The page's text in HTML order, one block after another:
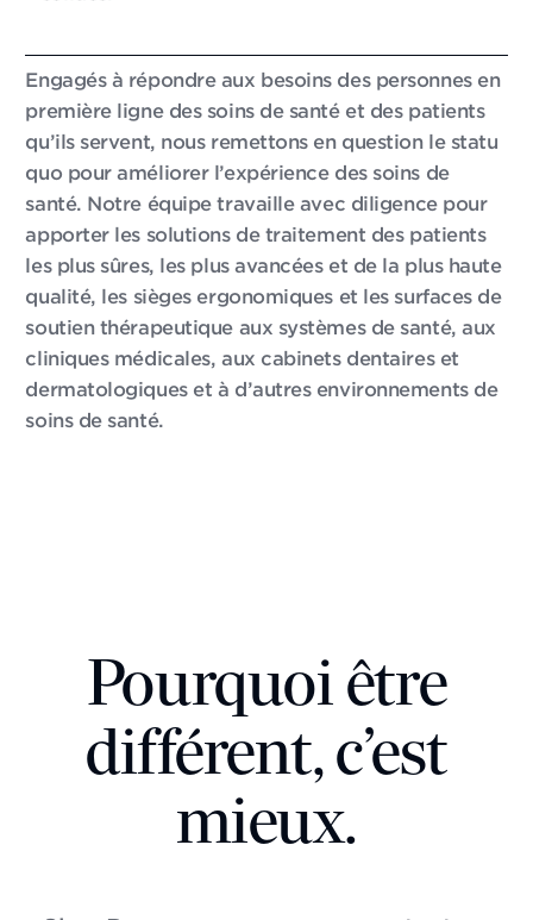
Engagés à répondre aux besoins des personnes en
première ligne des soins de santé et des patients
qu’ils servent, nous remettons en question le statu
quo pour améliorer l’expérience des soins de
santé. Notre équipe travaille avec diligence pour
apporter les solutions de traitement des patients
les plus sûres, les plus avancées et de la plus haute
qualité, les sièges ergonomiques et les surfaces de
soutien thérapeutique aux systèmes de santé, aux
cliniques médicales, aux cabinets dentaires et
dermatologiques et à d’autres environnements de
soins de santé.
Pourquoi être
différent, c’est
mieux.